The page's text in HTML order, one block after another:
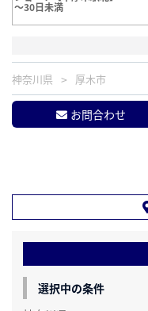
～30日未満
神奈川県 厚木市
お問合わせ
選択中の条件